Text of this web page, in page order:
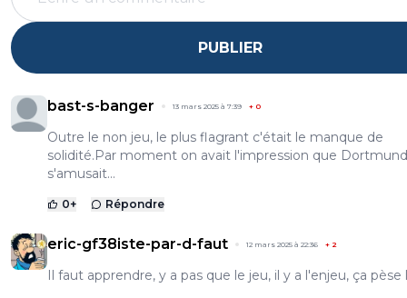
PUBLIER
bast-s-banger 13 mars 2025 à 7:39 + 0
Outre le non jeu, le plus flagrant c'était le manque de
solidité.Par moment on avait l'impression que Dortmund
s'amusait...
0+ Répondre
eric-gf38iste-par-d-faut 12 mars 2025 à 22:36 + 2
Il faut apprendre, y a pas que le jeu, il y a l'enjeu, ça pèse